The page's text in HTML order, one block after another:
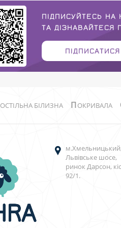
ПІДПИСУЙТЕСЬ НА
ТА
ПІДПИСАТИСЯ
ОСТІЛЬНА БІЛИЗНА ПОКРИВАЛА
м.Хмельницький,
Львівське шосе,
ринок Дарсон,
92/1.